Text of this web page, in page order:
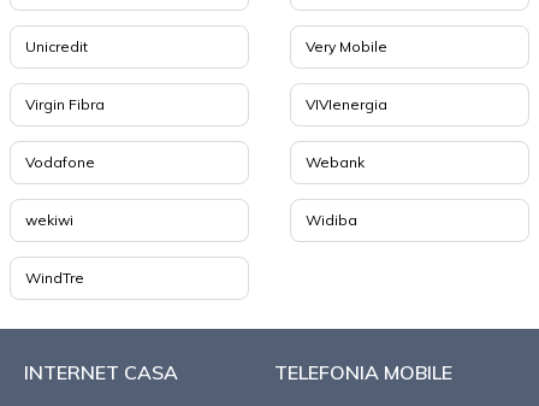
Unicredit Very Mobile
Virgin Fibra VIVIenergia
Vodafone Webank
wekiwi Widiba
WindTre
INTERNET CASA TELEFONIA MOBILE